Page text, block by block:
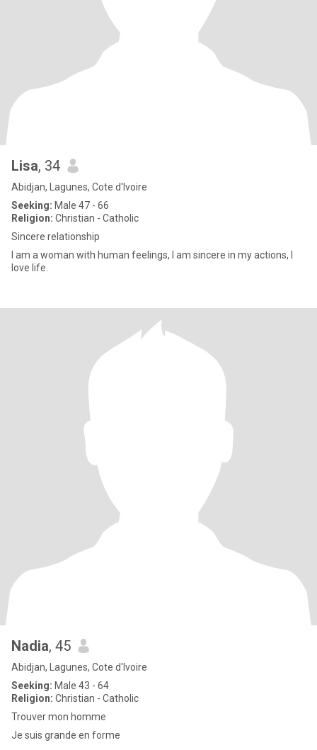
Lisa, 34
Abidjan, Lagunes, Cote d'Ivoire
Seeking: Male 47 - 66
Religion: Christian - Catholic
Sincere relationship
I am a woman with human feelings, I am sincere in my actions, I
love life.
Nadia, 45
Abidjan, Lagunes, Cote d'Ivoire
Seeking: Male 43 - 64
Religion: Christian - Catholic
Trouver mon homme
Je suis grande en forme